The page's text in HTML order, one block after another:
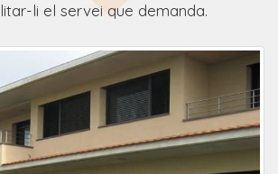
li el servei que demanda.